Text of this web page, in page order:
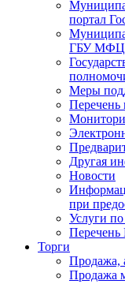
портал
ГБУ МФЦ
Меры
Перечень
Другая
Новости
при
Услуги
Торги
Продажа,
Продажа